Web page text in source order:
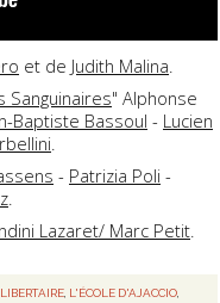
et de Judith Malina
Sanguinaires" Alphonse
Baptiste Bassoul - Lucien
- Patrizia Poli -
Lazaret/ Marc Petit.
, L'ÉCOLE D'AJACCIO,